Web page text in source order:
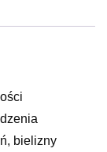
bielizny